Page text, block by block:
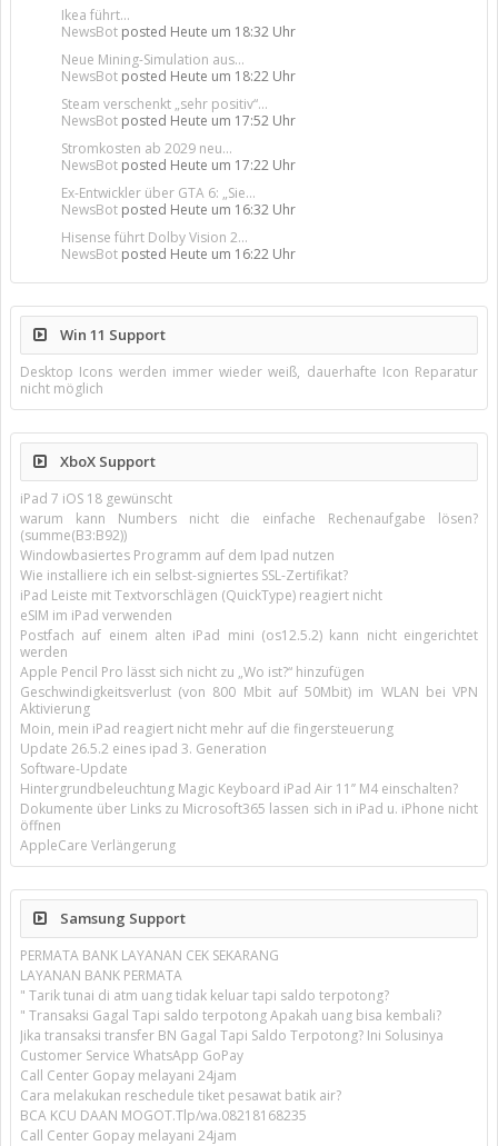
Ikea führt...
NewsBot posted Heute um 18:32 Uhr
Neue Mining-Simulation aus...
NewsBot posted Heute um 18:22 Uhr
Steam verschenkt „sehr positiv“...
NewsBot posted Heute um 17:52 Uhr
Stromkosten ab 2029 neu...
NewsBot posted Heute um 17:22 Uhr
Ex-Entwickler über GTA 6: „Sie...
NewsBot posted Heute um 16:32 Uhr
Hisense führt Dolby Vision 2...
NewsBot posted Heute um 16:22 Uhr
Win 11 Support
Desktop Icons werden immer wieder weiß, dauerhafte Icon Reparatur
nicht möglich
XboX Support
iPad 7 iOS 18 gewünscht
warum kann Numbers nicht die einfache Rechenaufgabe lösen?
(summe(B3:B92))
Windowbasiertes Programm auf dem Ipad nutzen
Wie installiere ich ein selbst-signiertes SSL-Zertifikat?
iPad Leiste mit Textvorschlägen (QuickType) reagiert nicht
eSIM im iPad verwenden
Postfach auf einem alten iPad mini (os12.5.2) kann nicht eingerichtet
werden
Apple Pencil Pro lässt sich nicht zu „Wo ist?“ hinzufügen
Geschwindigkeitsverlust (von 800 Mbit auf 50Mbit) im WLAN bei VPN
Aktivierung
Moin, mein iPad reagiert nicht mehr auf die fingersteuerung
Update 26.5.2 eines ipad 3. Generation
Software-Update
Hintergrundbeleuchtung Magic Keyboard iPad Air 11’’ M4 einschalten?
Dokumente über Links zu Microsoft365 lassen sich in iPad u. iPhone nicht
öffnen
AppleCare Verlängerung
Samsung Support
PERMATA BANK LAYANAN CEK SEKARANG
LAYANAN BANK PERMATA
" Tarik tunai di atm uang tidak keluar tapi saldo terpotong?
" Transaksi Gagal Tapi saldo terpotong Apakah uang bisa kembali?
Jika transaksi transfer BN Gagal Tapi Saldo Terpotong? Ini Solusinya
Customer Service WhatsApp GoPay
Call Center Gopay melayani 24jam
Cara melakukan reschedule tiket pesawat batik air?
BCA KCU DAAN MOGOT.Tlp/wa.08218168235
Call Center Gopay melayani 24jam